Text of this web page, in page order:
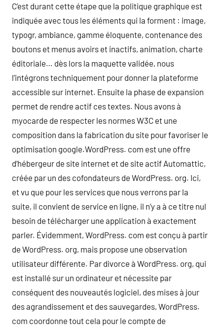
C’est durant cette étape que la politique graphique est
indiquée avec tous les éléments qui la forment : image,
typogr, ambiance, gamme éloquente, contenance des
boutons et menus avoirs et inactifs, animation, charte
éditoriale… dès lors la maquette validée, nous
l’intégrons techniquement pour donner la plateforme
accessible sur internet. Ensuite la phase de expansion
permet de rendre actif ces textes. Nous avons à
myocarde de respecter les normes W3C et une
composition dans la fabrication du site pour favoriser le
optimisation google.WordPress. com est une offre
d’hébergeur de site internet et de site actif Automattic,
créée par un des cofondateurs de WordPress. org. Ici,
et vu que pour les services que nous verrons par la
suite, il convient de service en ligne, il n’y a à ce titre nul
besoin de télécharger une application à exactement
parler. Évidemment, WordPress. com est conçu à partir
de WordPress. org, mais propose une observation
utilisateur différente. Par divorce à WordPress. org, qui
est installé sur un ordinateur et nécessite par
conséquent des nouveautés logiciel, des mises à jour
des agrandissement et des sauvegardes, WordPress.
com coordonne tout cela pour le compte de